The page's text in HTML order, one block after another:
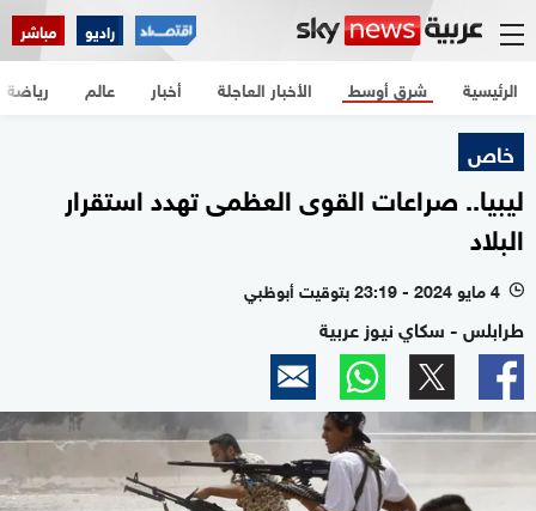
راديو مباشر
الرئيسية الأخبار العاجلة أخبار شرق أوسط عالم رياضة
خاص
ليبيا.. صراعات القوى العظمى تهدد استقرار
البلاد
l 4 مايو 2024 - 23:19 بتوقيت أبوظبي
طرابلس - سكاي نيوز عربية